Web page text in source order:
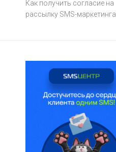
Как получить согласие на
рассылку SMS-маркетинга